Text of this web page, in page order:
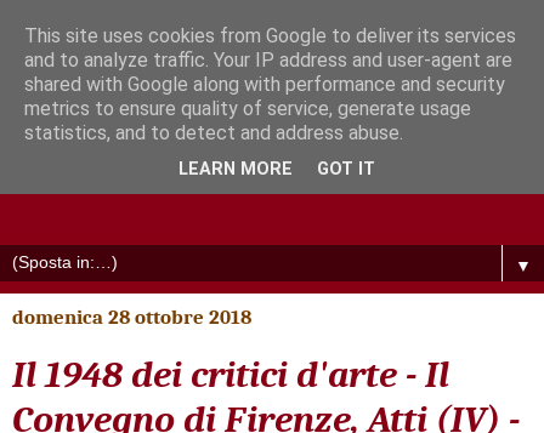
▼
domenica 28 ottobre 2018
Il 1948 dei critici d'arte - Il
Convegno di Firenze, Atti (IV) -
This site uses cookies from Google to deliver its services
and to analyze traffic. Your IP address and user-agent are
shared with Google along with performance and security
metrics to ensure quality of service, generate usage
statistics, and to detect and address abuse.
LEARN MORE GOT IT